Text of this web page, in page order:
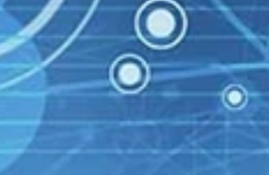
Tablets
Kantoorartikelen
Software
Zakelijk
Nieuws